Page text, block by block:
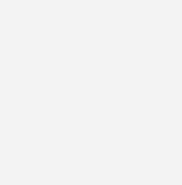
und eine Abmeldung ist
zum Umgang mit Daten finden Sie